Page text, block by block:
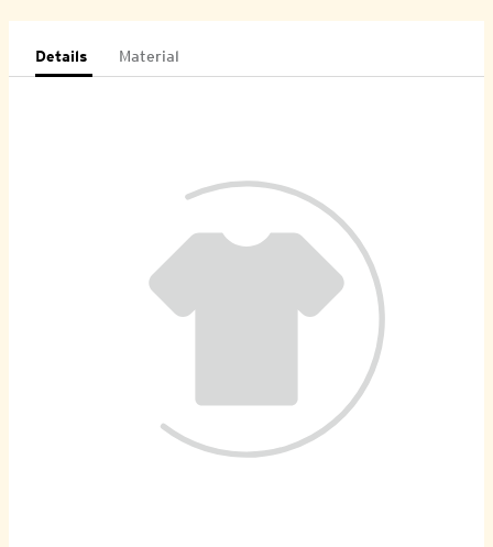
Details Material